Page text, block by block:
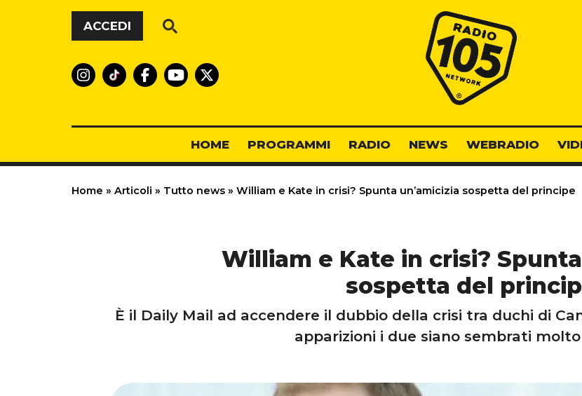
Vai al contenuto
ACCEDI
Radio 105
HOME PROGRAMMI RADIO NEWS WEBRADIO
Home » Articoli » Tutto news » William e Kate in crisi? Spunta un’amicizia sospetta del principe
William e Kate in crisi?
sospetta del
È il Daily Mail ad accendere il dubbio della crisi tra duchi di
apparizioni i due siano sembrati